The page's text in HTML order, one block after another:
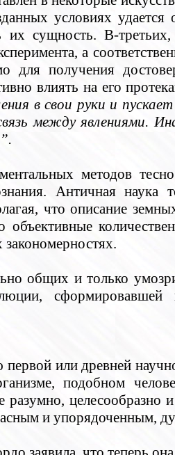
условиях
сущность. В-
а
для получения
влиять на его
в свои руки и
между явлениями.
методов
Античная
что описание
объективные
закономерностях.
общих и только
сформировавшей
или древней
подобном
целесообразно
и упорядоченным,